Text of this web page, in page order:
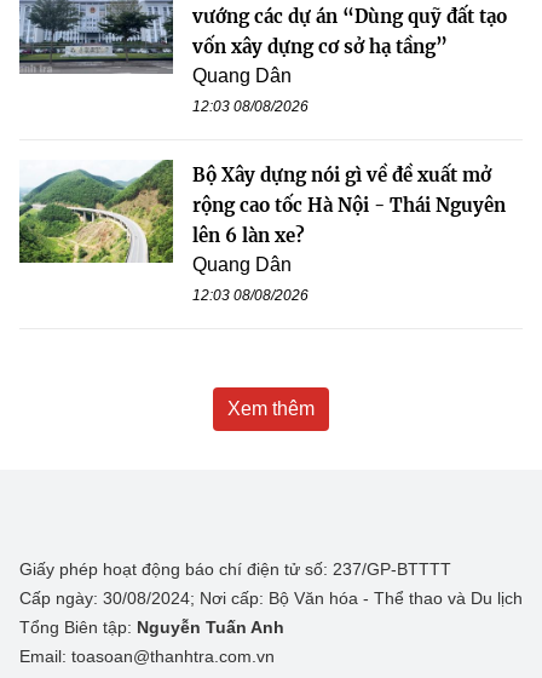
vướng các dự án “Dùng quỹ đất tạo
vốn xây dựng cơ sở hạ tầng”
Quang Dân
12:03 08/08/2026
Bộ Xây dựng nói gì về đề xuất mở
rộng cao tốc Hà Nội - Thái Nguyên
lên 6 làn xe?
Quang Dân
12:03 08/08/2026
Xem thêm
Giấy phép hoạt động báo chí điện tử số: 237/GP-BTTTT
Cấp ngày: 30/08/2024; Nơi cấp: Bộ Văn hóa - Thể thao và Du lịch
Tổng Biên tập: Nguyễn Tuấn Anh
Email: toasoan@thanhtra.com.vn